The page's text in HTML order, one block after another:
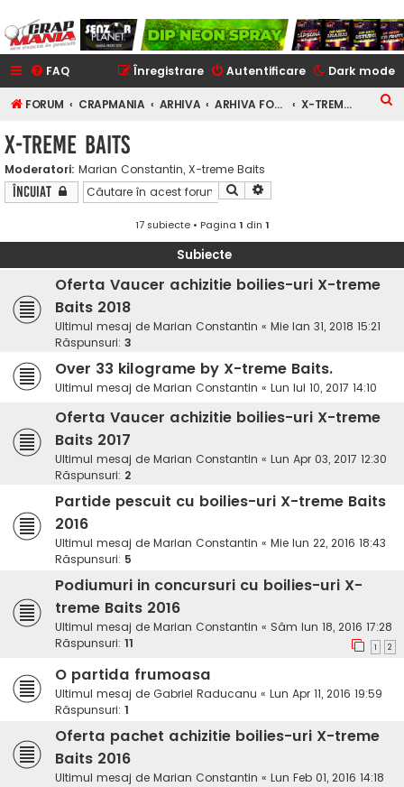
Dark mode
FAQ Autentificare
Înregistrare
FORUM CRAPMANIA ARHIVA ARHIVA FORUM X-TREME BAITS
e
X-TREME BAITS
Moderatori: Marian Constantin, X-treme Baits
Încuiat Căutare
17 subiecte • Pagina 1 din 1
Subiecte
Oferta Vaucer achizitie boilies-uri X-treme
Baits 2018
Ultimul mesaj de Marian Constantin « Mie Ian 31, 2018 15:21
Răspunsuri: 3
Over 33 kilograme by X-treme Baits.
Ultimul mesaj de Marian Constantin « Lun Iul 10, 2017 14:10
Oferta Vaucer achizitie boilies-uri X-treme
Baits 2017
Ultimul mesaj de Marian Constantin « Lun Apr 03, 2017 12:30
Răspunsuri: 2
Partide pescuit cu boilies-uri X-treme Baits
2016
Ultimul mesaj de Marian Constantin « Mie Iun 22, 2016 18:43
Răspunsuri: 5
Podiumuri in concursuri cu boilies-uri X-
treme Baits 2016
Ultimul mesaj de Marian Constantin « Sâm Iun 18, 2016 17:28
Răspunsuri: 11 1 2
O partida frumoasa
Ultimul mesaj de Gabriel Raducanu « Lun Apr 11, 2016 19:59
Răspunsuri: 1
Oferta pachet achizitie boilies-uri X-treme
Baits 2016
Ultimul mesaj de Marian Constantin « Lun Feb 01, 2016 14:18